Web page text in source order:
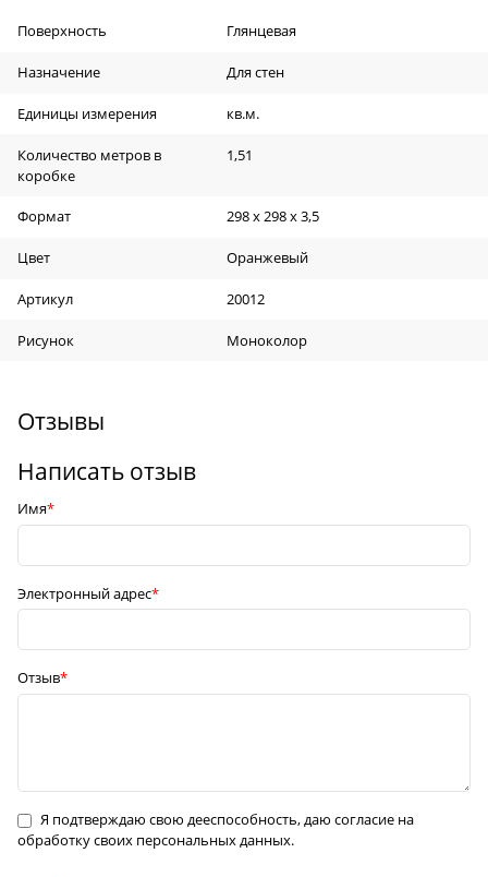
Поверхность Глянцевая
Назначение Для стен
Единицы измерения кв.м.
Количество метров в
коробке
1,51
Формат 298 х 298 х 3,5
Цвет Оранжевый
Артикул 20012
Рисунок Моноколор
Отзывы
Написать отзыв
Имя
Электронный адрес
Отзыв
Я подтверждаю свою дееспособность, даю согласие на
обработку своих персональных данных.